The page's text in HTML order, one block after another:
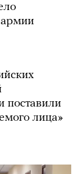
армии
поставили
лица»